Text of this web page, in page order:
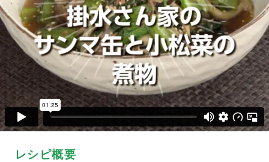
レシピ概要